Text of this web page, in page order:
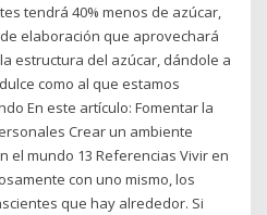
tendrá 40% menos de azúcar,
elaboración que aprovechará
estructura del azúcar, dándole a
como al que estamos
En este artículo: Fomentar la
Crear un ambiente
el mundo 13 Referencias Vivir en
con uno mismo, los
que hay alrededor. Si